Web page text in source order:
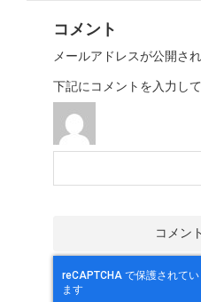
コメント
メールアドレスが公開さ
下記にコメントを入力して